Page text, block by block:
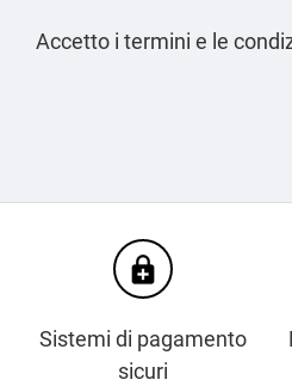
Accetto i termini e le
enhanced_encryption
Sistemi di pagamento
sicuri